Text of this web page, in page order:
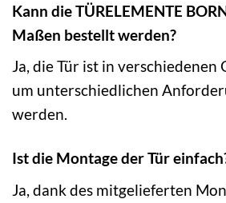
Kann die TÜRELEMENTE
Maßen bestellt werden?
Ja, die Tür ist in verschiedenen
um unterschiedlichen
werden.
Ist die Montage der Tür
Ja, dank des mitgelieferten